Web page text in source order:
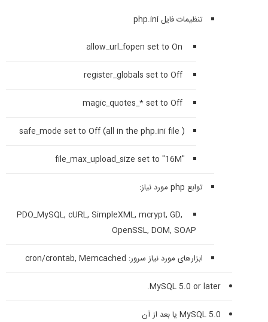
تنظیمات فایل php.ini
( safe_mode set to Off (all in the php.ini file
"file_max_upload_size set to "16M
توابع php مورد نیاز:
PDO_MySQL, cURL, SimpleXML, mcrypt, GD,
OpenSSL, DOM, SOAP
ابزارهای مورد نیاز سرور: cron/crontab, Memcached
MySQL 5.0 or later.
MySQL 5.0 یا بعد از آن